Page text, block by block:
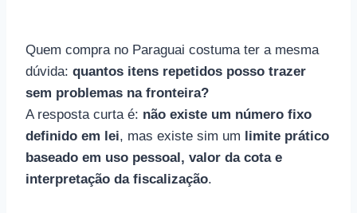
Quem compra no Paraguai costuma ter a mesma
dúvida: quantos itens repetidos posso trazer
sem problemas na fronteira?
A resposta curta é: não existe um número fixo
definido em lei, mas existe sim um limite prático
baseado em uso pessoal, valor da cota e
interpretação da fiscalização.